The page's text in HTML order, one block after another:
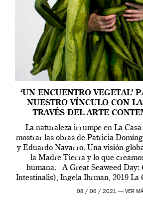
‘UN ENCUENTRO VEGETAL’
NUESTRO VÍNCULO CON
TRAVÉS DEL ARTE
La naturaleza irrumpe en La
mostrar las obras de Patricia
y Eduardo Navarro. Una visión
la Madre Tierra y lo que
humana. A Great Seaweed Day:
Intestinalis), Ingela Ihrman, 2019 La
Madrid y la
08 / 06 / 2021 — VER